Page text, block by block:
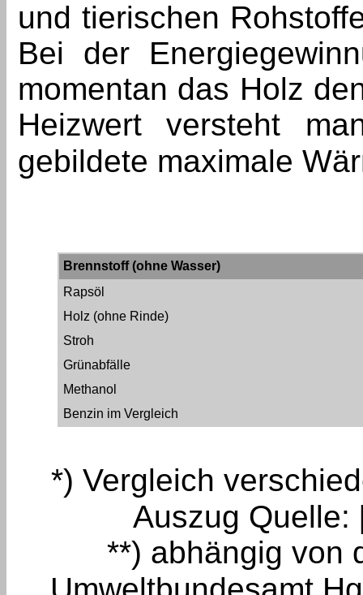
und tierischen
Bei der
momentan das Holz
Heizwert versteht
gebildete maximale
Brennstoff (ohne Wasser)
Rapsöl
Holz (ohne Rinde)
Stroh
Grünabfälle
Methanol
Benzin im Vergleich
*) Vergleich
Auszug Quelle:
**) abhängig von